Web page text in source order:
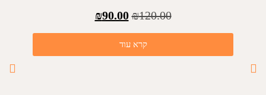
₪120.00
₪90.00
קרא עוד